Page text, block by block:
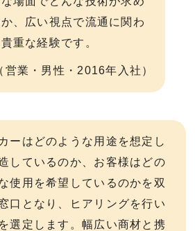
、広い視点で流通に関わ
重な経験です。
営業・男性・2016年入社）
ーはどのような用途を想定し
しているのか、お客様はどの
使用を希望しているのかを双
口となり、ヒアリングを行い
選定します。幅広い商材と携